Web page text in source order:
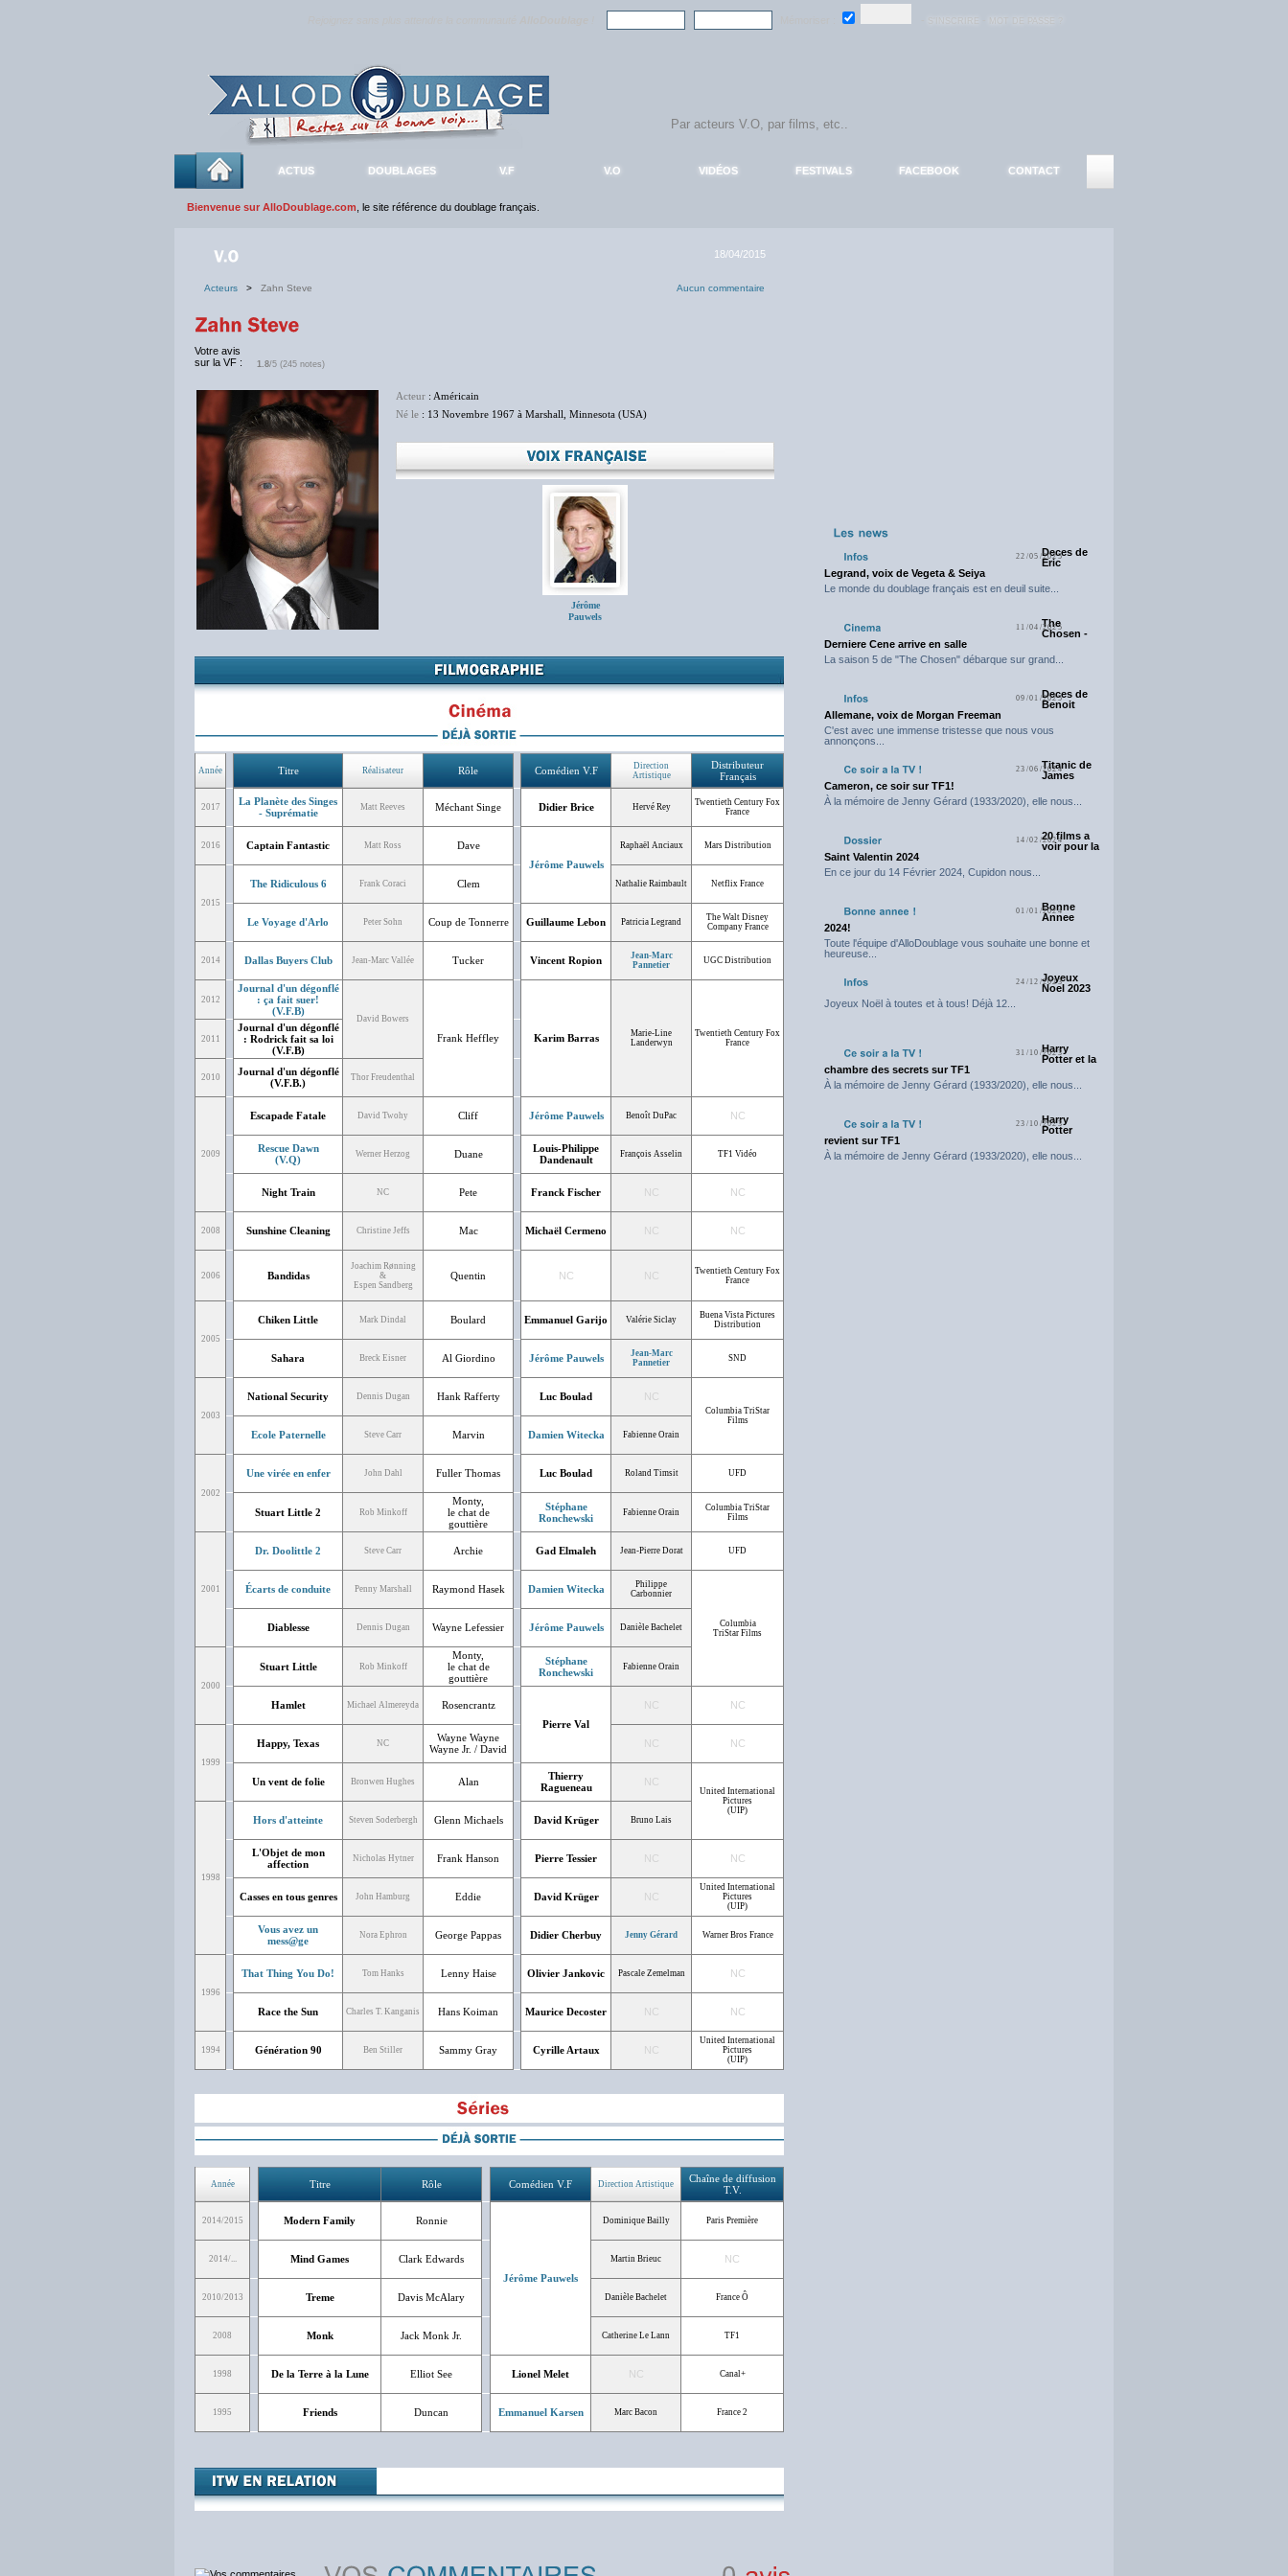
ACTUS DOUBLAGES V.F V.O VIDÉOS FESTIVALS FACEBOOK CONTACT
Bienvenue sur AlloDoublage.com , le site référence du doublage français.
18/04/2015
Acteurs > Zahn Steve Aucun commentaire
Votre avis
sur la VF :
1.8/5 (245 notes)
Acteur : Américain
Né le : 13 Novembre 1967 à Marshall, Minnesota (USA)
Jérôme
Pauwels
Année Titre Réalisateur Rôle Comédien V.F
Direction
Artistique
Distributeur
Français
2017
La Planète des Singes
- Suprématie
Matt Reeves Méchant Singe Didier Brice Hervé Rey
Twentieth Century Fox
France
2016 Captain Fantastic Matt Ross
Dave
Jérôme Pauwels
Raphaël Anciaux Mars Distribution
2015
The Ridiculous 6 Frank Coraci Clem Nathalie Raimbault Netflix France
Le Voyage d'Arlo Peter Sohn Coup de Tonnerre Guillaume Lebon Patricia Legrand
The Walt Disney
Company France
2014 Dallas Buyers Club Jean-Marc Vallée Tucker Vincent Ropion
Jean-Marc
Pannetier
UGC Distribution
2012
Journal d'un dégonflé
: ça fait suer!
(V.F.B)
David Bowers
Frank Heffley Karim Barras
Marie-Line
Landerwyn
Twentieth Century Fox
France
2011
Journal d'un dégonflé
: Rodrick fait sa loi
(V.F.B)
2010
Journal d'un dégonflé
(V.F.B.)
Thor Freudenthal
2009
Escapade Fatale David Twohy Cliff Jérôme Pauwels Benoît DuPac NC
Rescue Dawn
(V.Q)
Werner Herzog Duane
Louis-Philippe
Dandenault
François Asselin TF1 Vidéo
Night Train NC Pete Franck Fischer NC NC
2008 Sunshine Cleaning Christine Jeffs Mac Michaël Cermeno NC NC
2006 Bandidas
Joachim Rønning
&
Espen Sandberg
Quentin NC NC
Twentieth Century Fox
France
2005
Chiken Little Mark Dindal Boulard Emmanuel Garijo Valérie Siclay
Buena Vista Pictures
Distribution
Sahara Breck Eisner Al Giordino Jérôme Pauwels
Jean-Marc
Pannetier
SND
2003
National Security Dennis Dugan Hank Rafferty Luc Boulad NC
Columbia TriStar
Films
Ecole Paternelle Steve Carr Marvin Damien Witecka Fabienne Orain
2002
Une virée en enfer John Dahl Fuller Thomas Luc Boulad Roland Timsit UFD
Stuart Little 2 Rob Minkoff
Monty,
le chat de
gouttière
Stéphane
Ronchewski
Fabienne Orain
Columbia TriStar
Films
2001
Dr. Doolittle 2 Steve Carr Archie Gad Elmaleh Jean-Pierre Dorat UFD
Écarts de conduite Penny Marshall Raymond Hasek Damien Witecka
Philippe
Carbonnier
Columbia
TriStar Films
Diablesse Dennis Dugan Wayne Lefessier Jérôme Pauwels Danièle Bachelet
2000
Stuart Little Rob Minkoff
Monty,
le chat de
gouttière
Stéphane
Ronchewski
Fabienne Orain
Hamlet Michael Almereyda
Rosencrantz
Pierre Val
NC NC
1999
Happy, Texas NC
Wayne Wayne
Wayne Jr. / David
NC NC
Un vent de folie Bronwen Hughes Alan
Thierry
Ragueneau
NC
United International
Pictures
(UIP)
1998
Hors d'atteinte Steven Soderbergh Glenn Michaels David Krüger Bruno Lais
L'Objet de mon
affection
Nicholas Hytner Frank Hanson Pierre Tessier NC NC
Casses en tous genres John Hamburg Eddie David Krüger NC
United International
Pictures
(UIP)
Vous avez un
mess@ge
Nora Ephron George Pappas Didier Cherbuy Jenny Gérard Warner Bros France
1996
That Thing You Do! Tom Hanks Lenny Haise Olivier Jankovic Pascale Zemelman NC
Race the Sun Charles T. Kanganis Hans Koiman Maurice Decoster NC NC
1994 Génération 90 Ben Stiller Sammy Gray Cyrille Artaux NC
United International
Pictures
(UIP)
Année Titre Rôle Comédien V.F Direction Artistique
Chaîne de diffusion
T.V.
2014/2015 Modern Family Ronnie
Jérôme Pauwels
Dominique Bailly Paris Première
2014/... Mind Games Clark Edwards Martin Brieuc NC
2010/2013 Treme Davis McAlary Danièle Bachelet France Ô
2008 Monk Jack Monk Jr. Catherine Le Lann TF1
1998 De la Terre à la Lune Elliot See Lionel Melet NC Canal+
1995 Friends Duncan Emmanuel Karsen Marc Bacon France 2
22/05/2025Deces de
Eric
Legrand, voix de Vegeta & Seiya
Le monde du doublage français est en deuil suite...
11/04/2025
The
Chosen -
Derniere Cene arrive en salle
La saison 5 de "The Chosen" débarque sur grand...
09/01/2025Deces de
Benoit
Allemane, voix de Morgan Freeman
C'est avec une immense tristesse que nous vous
annonçons...
23/06/2024Titanic de
James
Cameron, ce soir sur TF1!
À la mémoire de Jenny Gérard (1933/2020), elle nous...
14/02/202420 films a
voir pour la
Saint Valentin 2024
En ce jour du 14 Février 2024, Cupidon nous...
01/01/2024
Bonne
Annee
2024!
Toute l'équipe d'AlloDoublage vous souhaite une bonne et
heureuse...
24/12/2023
Joyeux
Noel 2023
Joyeux Noël à toutes et à tous! Déjà 12...
31/10/2023
Harry
Potter et la
chambre des secrets sur TF1
À la mémoire de Jenny Gérard (1933/2020), elle nous...
23/10/2023
Harry
Potter
revient sur TF1
À la mémoire de Jenny Gérard (1933/2020), elle nous...